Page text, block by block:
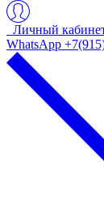
Личный
WhatsApp